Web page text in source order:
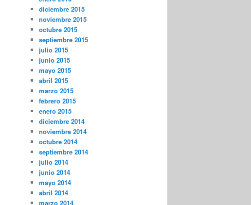
diciembre 2015
noviembre 2015
octubre 2015
septiembre 2015
julio 2015
junio 2015
mayo 2015
abril 2015
marzo 2015
febrero 2015
enero 2015
diciembre 2014
noviembre 2014
octubre 2014
septiembre 2014
julio 2014
junio 2014
mayo 2014
abril 2014
marzo 2014